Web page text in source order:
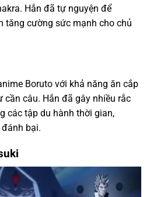
Hắn đã tự nguyện để
tăng cường sức mạnh cho chủ
Boruto với khả năng ăn cắp
cần câu. Hắn đã gây nhiều rắc
các tập du hành thời gian,
bại.